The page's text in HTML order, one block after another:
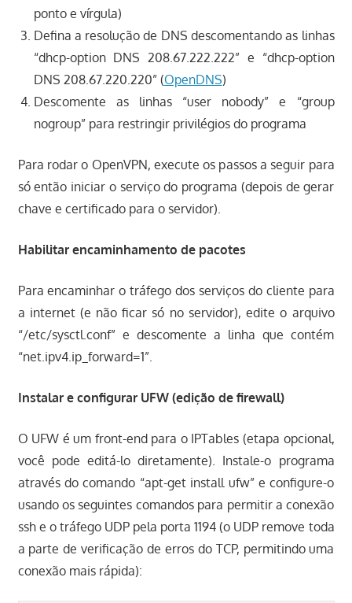
ponto e vírgula)
Defina a resolução de DNS descomentando as linhas
“dhcp-option DNS 208.67.222.222” e “dhcp-option
DNS 208.67.220.220” (OpenDNS)
Descomente as linhas “user nobody” e “group
nogroup” para restringir privilégios do programa
Para rodar o OpenVPN, execute os passos a seguir para
só então iniciar o serviço do programa (depois de gerar
chave e certificado para o servidor).
Habilitar encaminhamento de pacotes
Para encaminhar o tráfego dos serviços do cliente para
a internet (e não ficar só no servidor), edite o arquivo
“/etc/sysctl.conf” e descomente a linha que contém
“net.ipv4.ip_forward=1”.
Instalar e configurar UFW (edição de firewall)
O UFW é um front-end para o IPTables (etapa opcional,
você pode editá-lo diretamente). Instale-o programa
através do comando “apt-get install ufw” e configure-o
usando os seguintes comandos para permitir a conexão
ssh e o tráfego UDP pela porta 1194 (o UDP remove toda
a parte de verificação de erros do TCP, permitindo uma
conexão mais rápida):